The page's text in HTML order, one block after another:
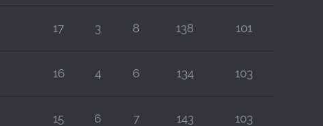
17 3 8 138 101
16 4 6 134 103
15 6 7 143 103